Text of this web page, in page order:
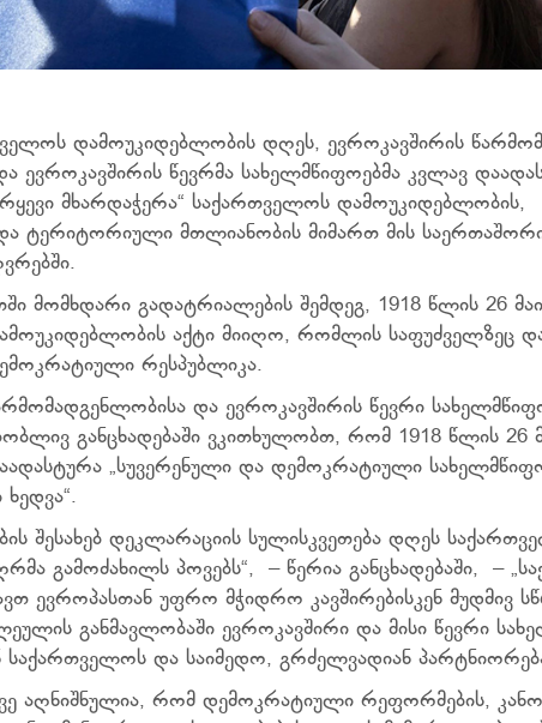
დამოუკიდებლობის დღეს, ევროკავშირის
ევროკავშირის წევრმა სახელმწიფოებმა კვლავ
მხარდაჭერა“ საქართველოს დამოუკიდებლობის,
და ტერიტორიული მთლიანობის მიმართ მის
მომხდარი გადატრიალების შემდეგ, 1918 წლის 26
აქტი მიიღო, რომლის საფუძველზეც
რესპუბლიკა.
და ევროკავშირის წევრი
განცხადებაში ვკითხულობთ, რომ 1918 წლის 26
„სუვერენული და დემოკრატიული
ხედვა“.
შესახებ დეკლარაციის სულისკვეთება დღეს
გამოძახილს პოვებს“, – წერია განცხადებაში, –
ევროპასთან უფრო მჭიდრო კავშირებისკენ მუდმივ
განმავლობაში ევროკავშირი და მისი წევრი
საქართველოს და საიმედო, გრძელვადიან
აღნიშნულია, რომ დემოკრატიული რეფორმების,